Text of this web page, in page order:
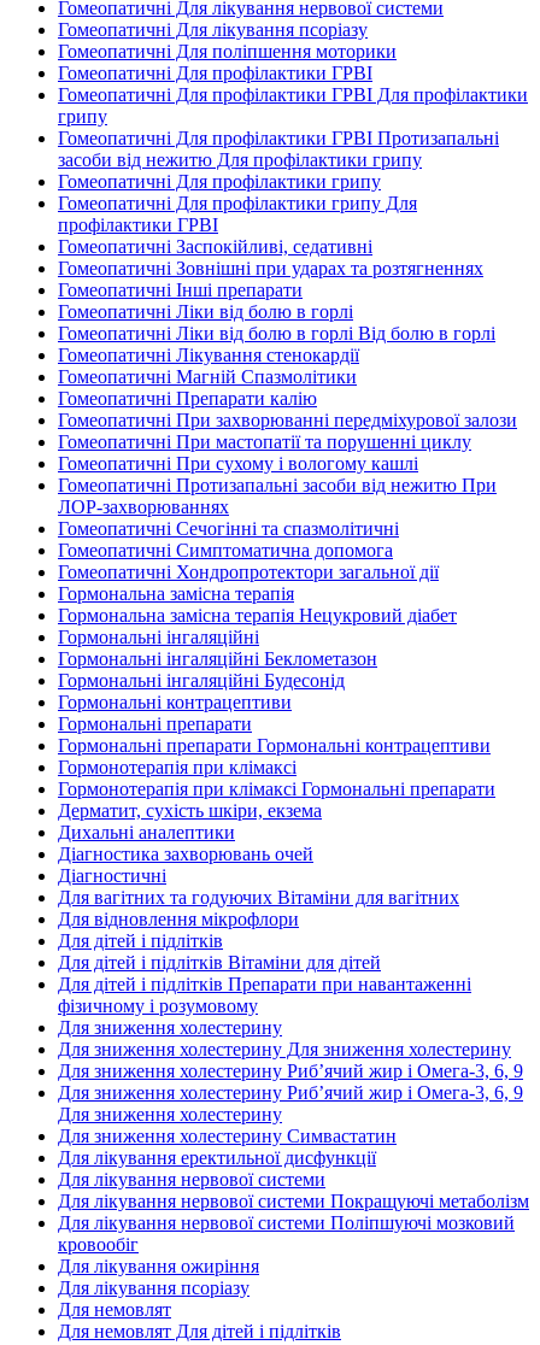
Гомеопатичні Для лікування нервової системи
Гомеопатичні Для лікування псоріазу
Гомеопатичні Для поліпшення моторики
Гомеопатичні Для профілактики ГРВІ
Гомеопатичні Для профілактики ГРВІ Для профілактики
грипу
Гомеопатичні Для профілактики ГРВІ Протизапальні
засоби від нежитю Для профілактики грипу
Гомеопатичні Для профілактики грипу
Гомеопатичні Для профілактики грипу Для
профілактики ГРВІ
Гомеопатичні Заспокійливі, седативні
Гомеопатичні Зовнішні при ударах та розтягненнях
Гомеопатичні Інші препарати
Гомеопатичні Ліки від болю в горлі
Гомеопатичні Ліки від болю в горлі Від болю в горлі
Гомеопатичні Лікування стенокардії
Гомеопатичні Магній Спазмолітики
Гомеопатичні Препарати калію
Гомеопатичні При захворюванні передміхурової залози
Гомеопатичні При мастопатії та порушенні циклу
Гомеопатичні При сухому і вологому кашлі
Гомеопатичні Протизапальні засоби від нежитю При
ЛОР-захворюваннях
Гомеопатичні Сечогінні та спазмолітичні
Гомеопатичні Симптоматична допомога
Гомеопатичні Хондропротектори загальної дії
Гормональна замісна терапія
Гормональна замісна терапія Нецукровий діабет
Гормональні інгаляційні
Гормональні інгаляційні Беклометазон
Гормональні інгаляційні Будесонід
Гормональні контрацептиви
Гормональні препарати
Гормональні препарати Гормональні контрацептиви
Гормонотерапія при клімаксі
Гормонотерапія при клімаксі Гормональні препарати
Дерматит, сухість шкіри, екзема
Дихальні аналептики
Діагностика захворювань очей
Діагностичні
Для вагітних та годуючих Вітаміни для вагітних
Для відновлення мікрофлори
Для дітей і підлітків
Для дітей і підлітків Вітаміни для дітей
Для дітей і підлітків Препарати при навантаженні
фізичному і розумовому
Для зниження холестерину
Для зниження холестерину Для зниження холестерину
Для зниження холестерину Риб’ячий жир і Омега-3, 6, 9
Для зниження холестерину Риб’ячий жир і Омега-3, 6, 9
Для зниження холестерину
Для зниження холестерину Симвастатин
Для лікування еректильної дисфункції
Для лікування нервової системи
Для лікування нервової системи Покращуючі метаболізм
Для лікування нервової системи Поліпшуючі мозковий
кровообіг
Для лікування ожиріння
Для лікування псоріазу
Для немовлят
Для немовлят Для дітей і підлітків